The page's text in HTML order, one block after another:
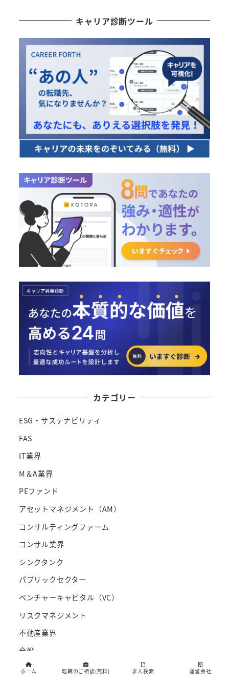
キャリア診断ツール
カテゴリー
ESG・サステナビリティ
FAS
IT業界
M＆A業界
PEファンド
アセットマネジメント（AM）
コンサルティングファーム
コンサル業界
シンクタンク
パブリックセクター
ベンチャーキャピタル（VC）
リスクマネジメント
不動産業界
全般
営業・広告宣伝
ホーム 転職のご相談(無料) 求人検索 運営会社